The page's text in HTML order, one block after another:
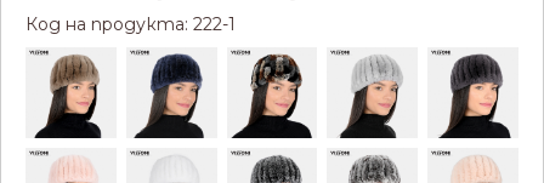
Код на продукта: 222-1